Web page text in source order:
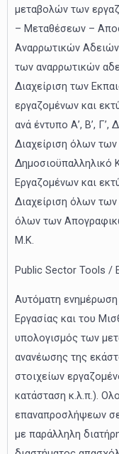
μεταβολών των
– Μεταθέσεων –
Αναρρωτικών
των αναρρωτικών
Διαχείριση των
εργαζομένων και
ανά έντυπο Α’, Β’,
Διαχείριση όλων
Δημοσιοϋπαλληλικό
Εργαζομένων και
Διαχείριση όλων
όλων των
Μ.Κ.
Public Sector Tools /
Αυτόματη
Εργασίας και του
υπολογισμός των
ανανέωσης της
στοιχείων
κατάσταση κ.λ.π.).
επαναπροσλήψεων
με παράλληλη